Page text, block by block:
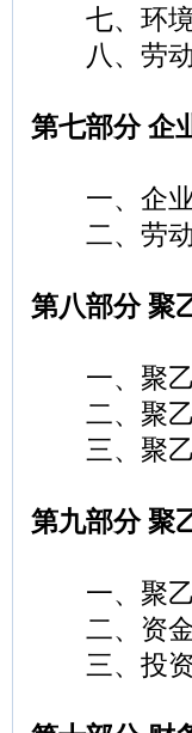
七、环境
八、劳动
第七部分 企
一、企业
二、劳动
第八部分 聚
一、聚乙
二、聚乙
三、聚乙
第九部分 聚
一、聚乙
二、资金
三、投资